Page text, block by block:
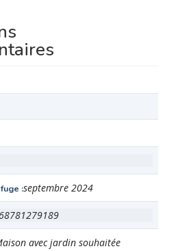
septembre 2024
avec jardin souhaitée